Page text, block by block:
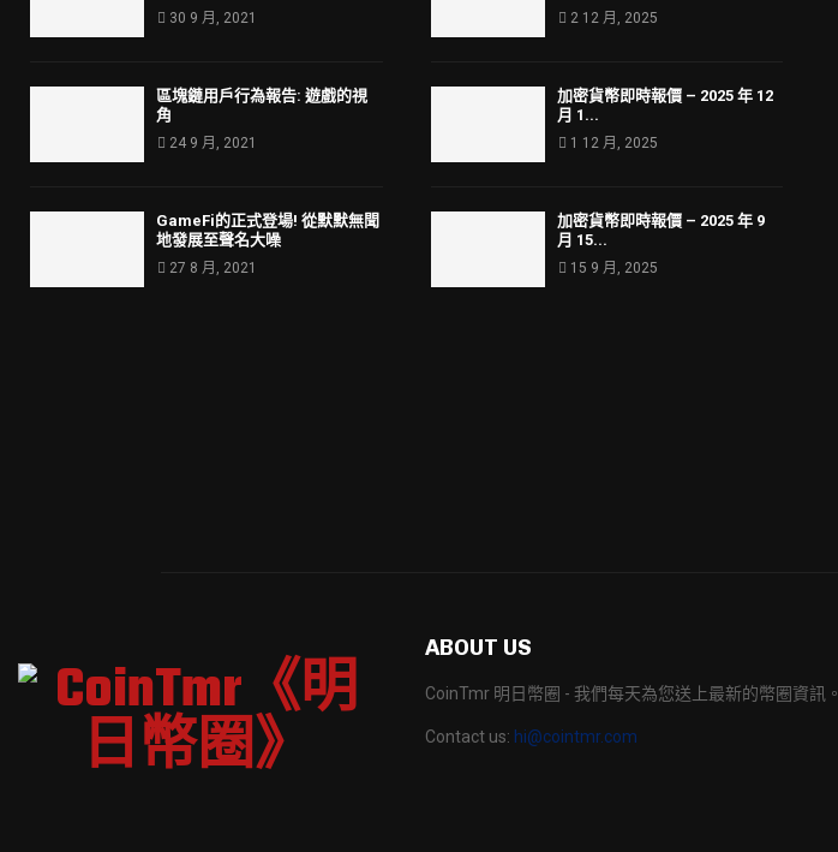
30 9 月, 2021
區塊鏈用戶行為報告: 遊戲的視
角
24 9 月, 2021
GameFi的正式登場! 從默默無聞
地發展至聲名大噪
27 8 月, 2021
2 12 月, 2025
加密貨幣即時報價 – 2025 年 12
月 1...
1 12 月, 2025
加密貨幣即時報價 – 2025 年 9
月 15...
15 9 月, 2025
ABOUT US
CoinTmr 明日幣圈 - 我們每天為您送上最新的幣圈資訊。
Contact us: hi@cointmr.com